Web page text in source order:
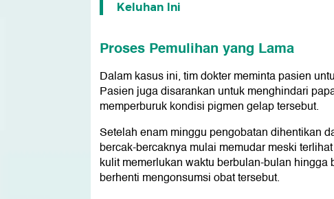
Keluhan Ini
Proses Pemulihan yang Lama
Dalam kasus ini, tim dokter meminta pasien
Pasien juga disarankan untuk menghindari
memperburuk kondisi pigmen gelap tersebut.
Setelah enam minggu pengobatan dihentikan
bercak-bercaknya mulai memudar meski
kulit memerlukan waktu berbulan-bulan
berhenti mengonsumsi obat tersebut.